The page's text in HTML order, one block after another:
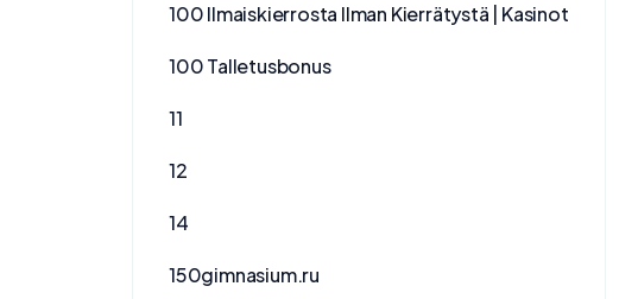
100 Ilmaiskierrosta Ilman Kierrätystä | Kasinot
100 Talletusbonus
11
12
14
150gimnasium.ru